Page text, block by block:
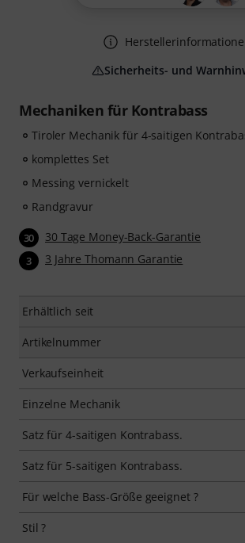
Mechaniken für Kontrabass
Tiroler Mechanik für 4-saitigen
komplettes Set
Messing vernickelt
Randgravur
30 30 Tage Money-Back-Garantie
3 3 Jahre Thomann Garantie
Erhältlich seit
Artikelnummer
Verkaufseinheit
Einzelne Mechanik
Satz für 4-saitigen Kontrabass.
Satz für 5-saitigen Kontrabass.
Für welche Bass-Größe geeignet ?
Stil ?
Sicherheits- und